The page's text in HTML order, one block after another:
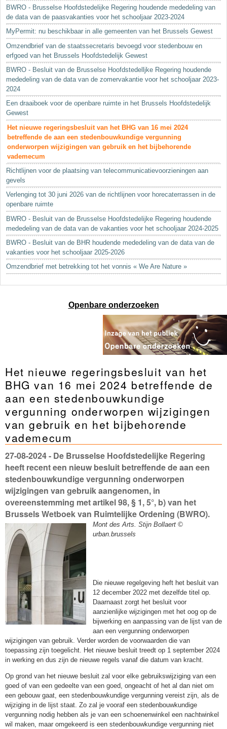
BWRO - Brusselse Hoofdstedelijke Regering houdende mededeling van
de data van de paasvakanties voor het schooljaar 2023-2024
MyPermit: nu beschikbaar in alle gemeenten van het Brussels Gewest
Omzendbrief van de staatssecretaris bevoegd voor stedenbouw en
erfgoed van het Brussels Hoofdstedelijk Gewest
BWRO - Besluit van de Brusselse Hoofdstedelljke Regering houdende
mededeling van de data van de zomervakantie voor het schooljaar 2023-
2024
Een draaiboek voor de openbare ruimte in het Brussels Hoofdstedelijk
Gewest
Het nieuwe regeringsbesluit van het BHG van 16 mei 2024
betreffende de aan een stedenbouwkundige vergunning
onderworpen wijzigingen van gebruik en het bijbehorende
vademecum
Richtlijnen voor de plaatsing van telecommunicatievoorzieningen aan
gevels
Verlenging tot 30 juni 2026 van de richtlijnen voor horecaterrassen in de
openbare ruimte
BWRO - Besluit van de Brusselse Hoofdstedelijke Regering houdende
mededeling van de data van de vakanties voor het schooljaar 2024-2025
BWRO - Besluit van de BHR houdende mededeling van de data van de
vakanties voor het schooljaar 2025-2026
Omzendbrief met betrekking tot het vonnis « We Are Nature »
Openbare onderzoeken
Het nieuwe regeringsbesluit van het
BHG van 16 mei 2024 betreffende de
aan een stedenbouwkundige
vergunning onderworpen wijzigingen
van gebruik en het bijbehorende
vademecum
27-08-2024- De Brusselse Hoofdstedelijke Regering
heeft recent een nieuw besluit betreffende de aan een
stedenbouwkundige vergunning onderworpen
wijzigingen van gebruik aangenomen, in
overeenstemming met artikel 98, § 1, 5°, b) van het
Brussels Wetboek van Ruimtelijke Ordening (BWRO).
Mont des Arts. Stijn Bollaert ©
urban.brussels
Die nieuwe regelgeving heft het besluit van
12 december 2022 met dezelfde titel op.
Daarnaast zorgt het besluit voor
aanzienlijke wijzigingen met het oog op de
bijwerking en aanpassing van de lijst van de
aan een vergunning onderworpen
wijzigingen van gebruik. Verder worden de voorwaarden die van
toepassing zijn toegelicht. Het nieuwe besluit treedt op 1 september 2024
in werking en dus zijn de nieuwe regels vanaf die datum van kracht.
Op grond van het nieuwe besluit zal voor elke gebruikswijziging van een
goed of van een gedeelte van een goed, ongeacht of het al dan niet om
een gebouw gaat, een stedenbouwkundige vergunning vereist zijn, als de
wijziging in de lijst staat. Zo zal je vooraf een stedenbouwkundige
vergunning nodig hebben als je van een schoenenwinkel een nachtwinkel
wil maken, maar omgekeerd is een stedenbouwkundige vergunning niet